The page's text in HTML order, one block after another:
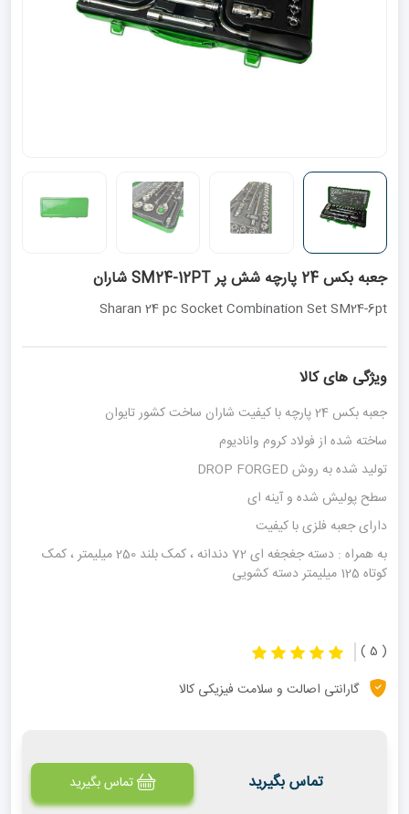
جعبه بکس 24 پارچه شش پر SM24-12PT شاران
Sharan 24 pc Socket Combination Set SM24-6pt
ویژگی های کالا
جعبه بکس 24 پارچه با کیفیت شاران ساخت کشور تایوان
ساخته شده از فولاد کروم وانادیوم
تولید شده به روش DROP FORGED
سطح پولیش شده و آینه ای
دارای جعبه فلزی با کیفیت
به همراه : دسته جغجغه ای 72 دندانه ، کمک بلند 250 میلیمتر ، کمک
کوتاه 125 میلیمتر دسته کشویی
( 5 )
گارانتی اصالت و سلامت فیزیکی کالا
تماس بگیرید تماس بگیرید